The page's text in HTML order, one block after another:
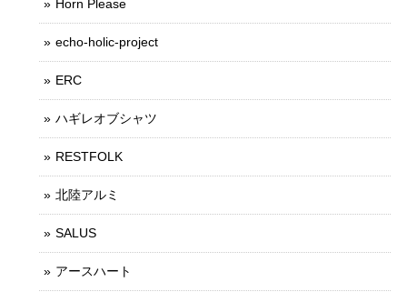
Horn Please
echo-holic-project
ERC
ハギレオブシャツ
RESTFOLK
北陸アルミ
SALUS
アースハート